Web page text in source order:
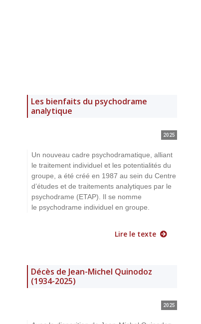
Les bienfaits du psychodrame
analytique
2025
Un nouveau cadre psychodramatique, alliant
le traitement individuel et les potentialités du
groupe, a été créé en 1987 au sein du Centre
d’études et de traitements analytiques par le
psychodrame (ETAP). Il se nomme
le psychodrame individuel en groupe.
Lire le texte
Décès de Jean-Michel Quinodoz
(1934-2025)
2025